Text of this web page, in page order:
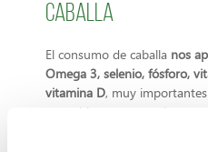
Caballa
El consumo de caballa nos
Omega 3, selenio, fósforo,
vitamina D, muy
carne blanca y suave hace
azul, más allá de las